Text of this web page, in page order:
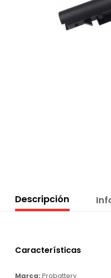
Descripción
Características
Marca: Probattery